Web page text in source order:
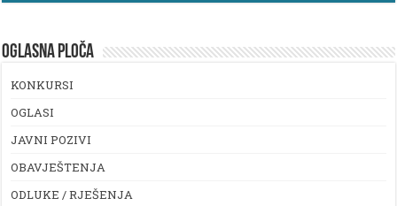
OGLASNA PLOČA
KONKURSI
OGLASI
JAVNI POZIVI
OBAVJEŠTENJA
ODLUKE / RJEŠENJA